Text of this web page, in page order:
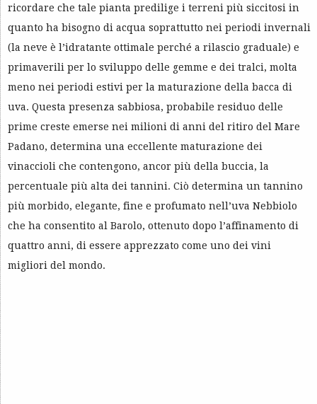
ricordare che tale pianta predilige i terreni più siccitosi in
quanto ha bisogno di acqua soprattutto nei periodi invernali
(la neve è l’idratante ottimale perché a rilascio graduale) e
primaverili per lo sviluppo delle gemme e dei tralci, molta
meno nei periodi estivi per la maturazione della bacca di
uva. Questa presenza sabbiosa, probabile residuo delle
prime creste emerse nei milioni di anni del ritiro del Mare
Padano, determina una eccellente maturazione dei
vinaccioli che contengono, ancor più della buccia, la
percentuale più alta dei tannini. Ciò determina un tannino
più morbido, elegante, fine e profumato nell’uva Nebbiolo
che ha consentito al Barolo, ottenuto dopo l’affinamento di
quattro anni, di essere apprezzato come uno dei vini
migliori del mondo.